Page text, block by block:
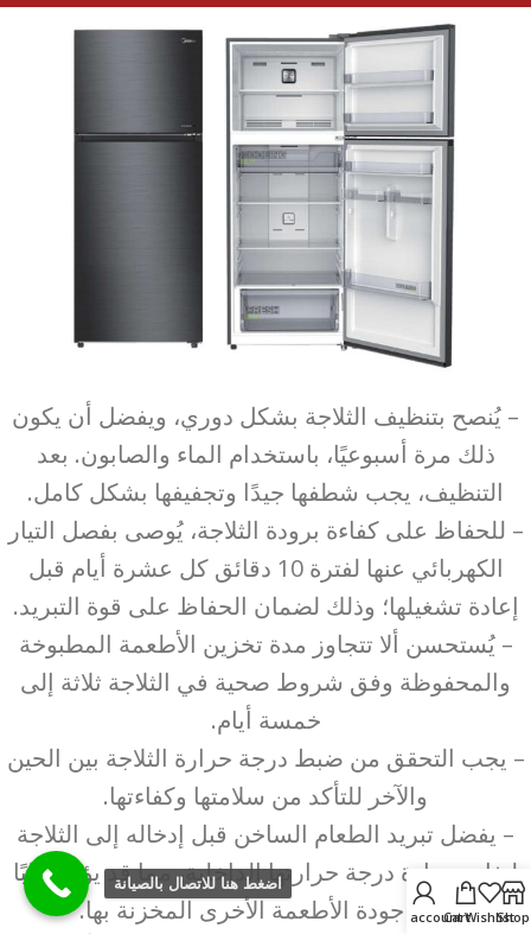
– يُنصح بتنظيف الثلاجة بشكل دوري، ويفضل أن يكون
ذلك مرة أسبوعيًا، باستخدام الماء والصابون. بعد
التنظيف، يجب شطفها جيدًا وتجفيفها بشكل كامل.
– للحفاظ على كفاءة برودة الثلاجة، يُوصى بفصل التيار
الكهربائي عنها لفترة 10 دقائق كل عشرة أيام قبل
إعادة تشغيلها؛ وذلك لضمان الحفاظ على قوة التبريد.
– يُستحسن ألا تتجاوز مدة تخزين الأطعمة المطبوخة
والمحفوظة وفق شروط صحية في الثلاجة ثلاثة إلى
خمسة أيام.
– يجب التحقق من ضبط درجة حرارة الثلاجة بين الحين
والآخر للتأكد من سلامتها وكفاءتها.
– يفضل تبريد الطعام الساخن قبل إدخاله إلى الثلاجة
لتفادي زيادة درجة حرارتها الداخلية، مما قد يؤثر سلبًا
على جودة الأطعمة الأخرى المخزنة بها.
Shop
Wishlist
Cart
My account
اضغط هنا للاتصال بالصيانة